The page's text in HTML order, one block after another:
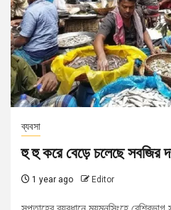
ব্যবসা
হু হু করে বেড়ে চলেছে সবজির
1 year ago Editor